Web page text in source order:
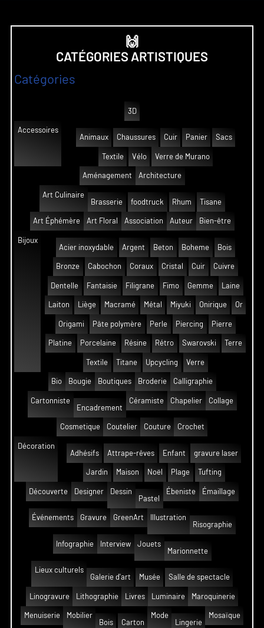
🙌
CATÉGORIES ARTISTIQUES
Catégories
3D
Accessoires
Animaux
Chaussures Cuir Panier Sacs
Textile Vélo Verre de Murano
Aménagement Architecture
Art Culinaire
Brasserie
foodtruck Rhum Tisane
Art Éphémère Art Floral Association Auteur Bien-être
Bijoux
Acier inoxydable
Argent Beton Boheme Bois
Bronze Cabochon Coraux Cristal Cuir Cuivre
Dentelle Fantaisie Filigrane Fimo Gemme Laine
Laiton Liège Macramé Métal Miyuki Onirique Or
Origami Pâte polymère Perle Piercing Pierre
Platine Porcelaine Résine Rétro Swarovski Terre
Textile Titane Upcycling Verre
Bio Bougie Boutiques Broderie Calligraphie
Cartonniste
Encadrement
Céramiste Chapelier Collage
Cosmetique Coutelier Couture Crochet
Décoration
Adhésifs
Attrape-rêves Enfant gravure laser
Jardin Maison Noël Plage Tufting
Découverte Designer
Dessin
Pastel
Ébeniste Émaillage
Événements Gravure GreenArt
Illustration
Risographie
Infographie Interview
Jouets
Marionnette
Lieux culturels
Galerie d'art
Musée Salle de spectacle
Linogravure Lithographie Livres Luminaire Maroquinerie
Menuiserie
Mobilier
Bois
Carton
Mode
Lingerie
Mosaïque